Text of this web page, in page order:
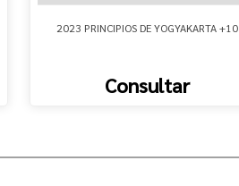
2023 PRINCIPIOS DE YOGYAKARTA +10
Consultar